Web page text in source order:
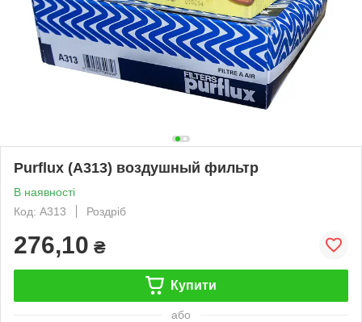
Purflux (A313) воздушный фильтр
В наявності
Код: A313
Роздріб
276,10 ₴
Купити
або